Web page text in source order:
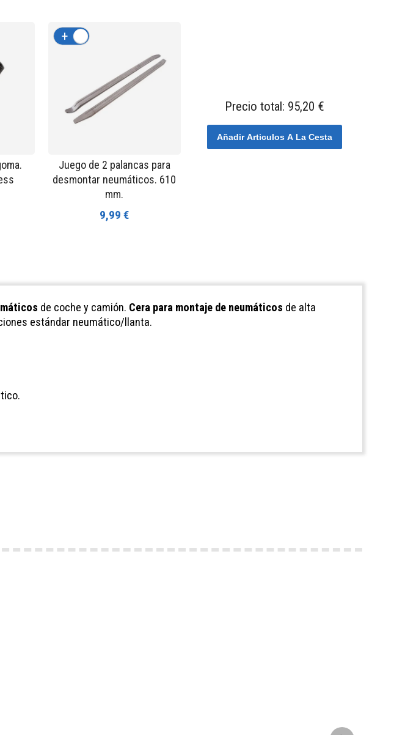
Juego de 2 palancas para
desmontar neumáticos. 610
mm.
9,99 €
+
Precio total: 95,20 €
Añadir Articulos A La Cesta
de coche y camión. Cera para montaje de neumáticos de alta
estándar neumático/llanta.